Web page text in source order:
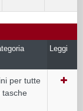
Leggi
per tutte
tasche